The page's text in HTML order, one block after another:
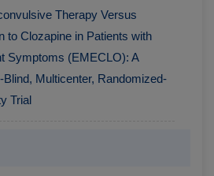
Therapy Versus
to Clozapine in Patients with
Symptoms (EMECLO): A
Blind, Multicenter, Randomized-
Trial